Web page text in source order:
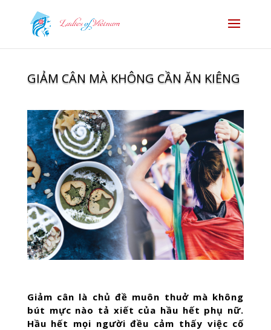
GIẢM CÂN MÀ KHÔNG CẦN ĂN KIÊNG
Giảm cân là chủ đề muôn thuở mà không
bút mực nào tả xiết của hầu hết phụ nữ.
Hầu hết mọi người đều cảm thấy việc cố